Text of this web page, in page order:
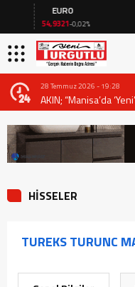
EURO
54,9321-0,02%
28 Temmuz 2026 - 19:28
AKIN; “Manisa’da
HİSSELER
TUREKS TURUNC